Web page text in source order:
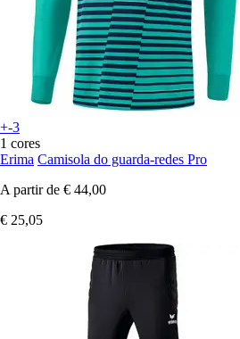
+-3
1 cores
Erima Camisola do guarda-redes Pro
A partir de € 44,00
€ 25,05